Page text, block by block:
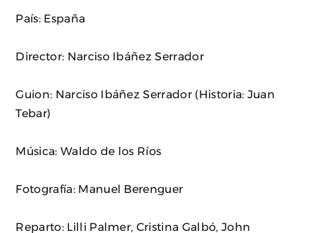
País: España
Director: Narciso Ibáñez Serrador
Guion: Narciso Ibáñez Serrador (Historia: Juan
Tebar)
Música: Waldo de los Ríos
Fotografía: Manuel Berenguer
Reparto: Lilli Palmer, Cristina Galbó, John